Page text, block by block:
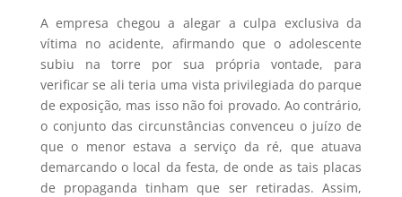
A empresa chegou a alegar a culpa exclusiva da
vítima no acidente, afirmando que o adolescente
subiu na torre por sua própria vontade, para
verificar se ali teria uma vista privilegiada do parque
de exposição, mas isso não foi provado. Ao contrário,
o conjunto das circunstâncias convenceu o juízo de
que o menor estava a serviço da ré, que atuava
demarcando o local da festa, de onde as tais placas
de propaganda tinham que ser retiradas. Assim,